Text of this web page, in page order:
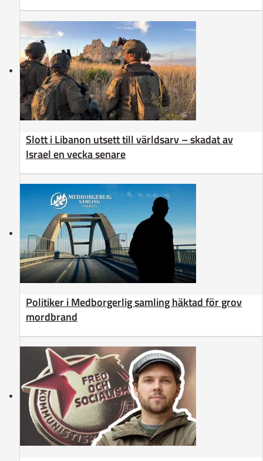
Slott i Libanon utsett till världsarv – skadat av
Israel en vecka senare
Politiker i Medborgerlig samling häktad för grov
mordbrand